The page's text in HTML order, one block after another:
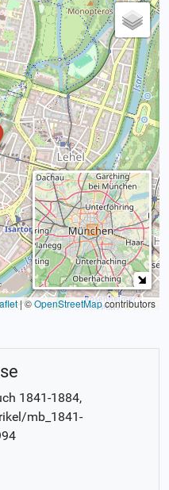
|©OpenStreetMapcontributors
1841-1884,
mb_1841-